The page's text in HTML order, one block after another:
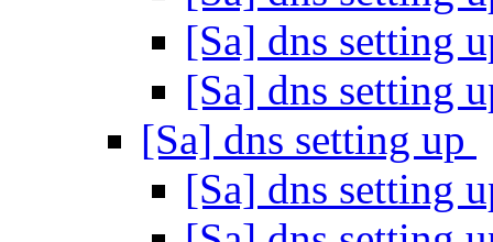
[Sa] dns setting
[Sa] dns setting
[Sa] dns setting up
[Sa] dns setting